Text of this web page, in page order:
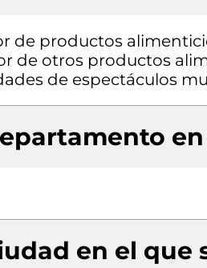
de productos
de otros productos
de espectáculos
en el que